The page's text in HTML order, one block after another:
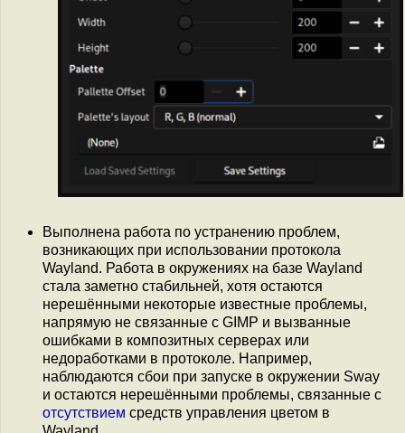
Выполнена работа по устранению проблем,
возникающих при использовании протокола
Wayland. Работа в окружениях на базе Wayland
стала заметно стабильней, хотя остаются
нерешёнными некоторые известные проблемы,
напрямую не связанные с GIMP и вызванные
ошибками в композитных серверах или
недоработками в протоколе. Например,
наблюдаются сбои при запуске в окружении Sway
и остаются нерешёнными проблемы, связанные с
отсутствием средств управления цветом в